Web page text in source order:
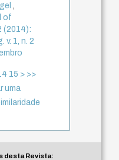
,
of
(2014):
v. 1, n. 2
15 > >>
uma
desta Revista: